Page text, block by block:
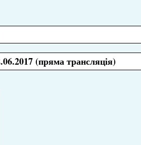
(пряма трансляція)